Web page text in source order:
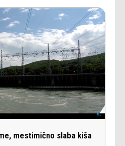
mestimično slaba kiša